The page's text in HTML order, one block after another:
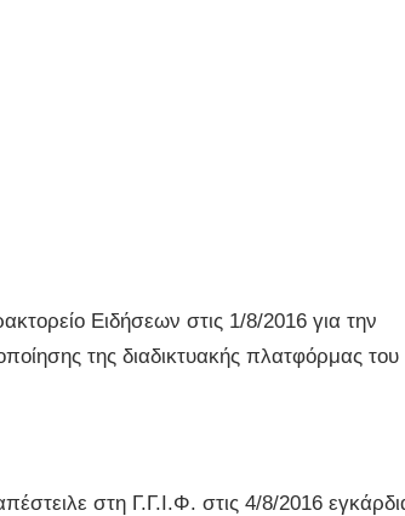
Ειδήσεων στις 1/8/2016 για την
της διαδικτυακής πλατφόρμας του
στη Γ.Γ.Ι.Φ. στις 4/8/2016